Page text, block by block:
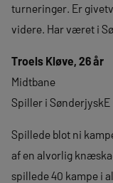
turneringer. Er
videre. Har været i
Troels Kløve, 26 år
Midtbane
Spiller i SønderjyskE
Spillede blot ni
af en alvorlig
spillede 40 kampe i